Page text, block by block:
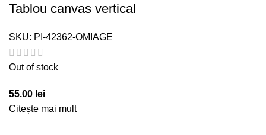
Tablou canvas vertical
SKU: PI-42362-OMIAGE
Out of stock
55.00 lei
Citește mai mult